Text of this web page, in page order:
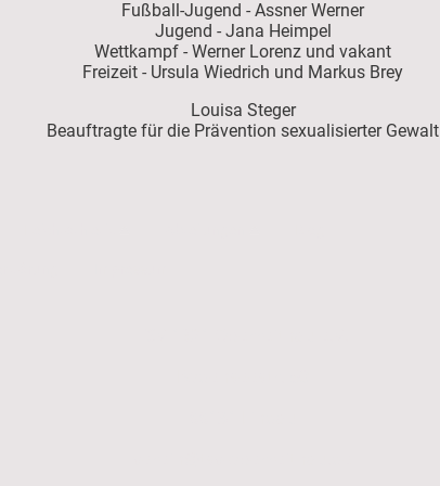
Fußball-Jugend - Assner Werner
Jugend - Jana Heimpel
Wettkampf - Werner Lorenz und vakant
Freizeit - Ursula Wiedrich und Markus Brey
Louisa Steger
Beauftragte für die Prävention sexualisierter Gewalt